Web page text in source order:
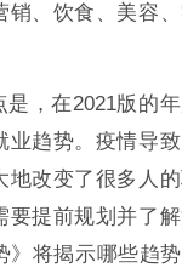
销、饮食、美容
，在2021版的
业趋势。疫情导
地改变了很多人
提前规划并了解
》将揭示哪些趋